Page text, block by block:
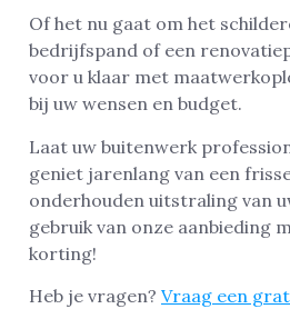
Of het nu gaat om het
bedrijfspand of een
voor u klaar met
bij uw wensen en budget.
Laat uw buitenwerk
geniet jarenlang van een
onderhouden uitstraling van
gebruik van onze aanbieding
korting!
Heb je vragen? Vraag een